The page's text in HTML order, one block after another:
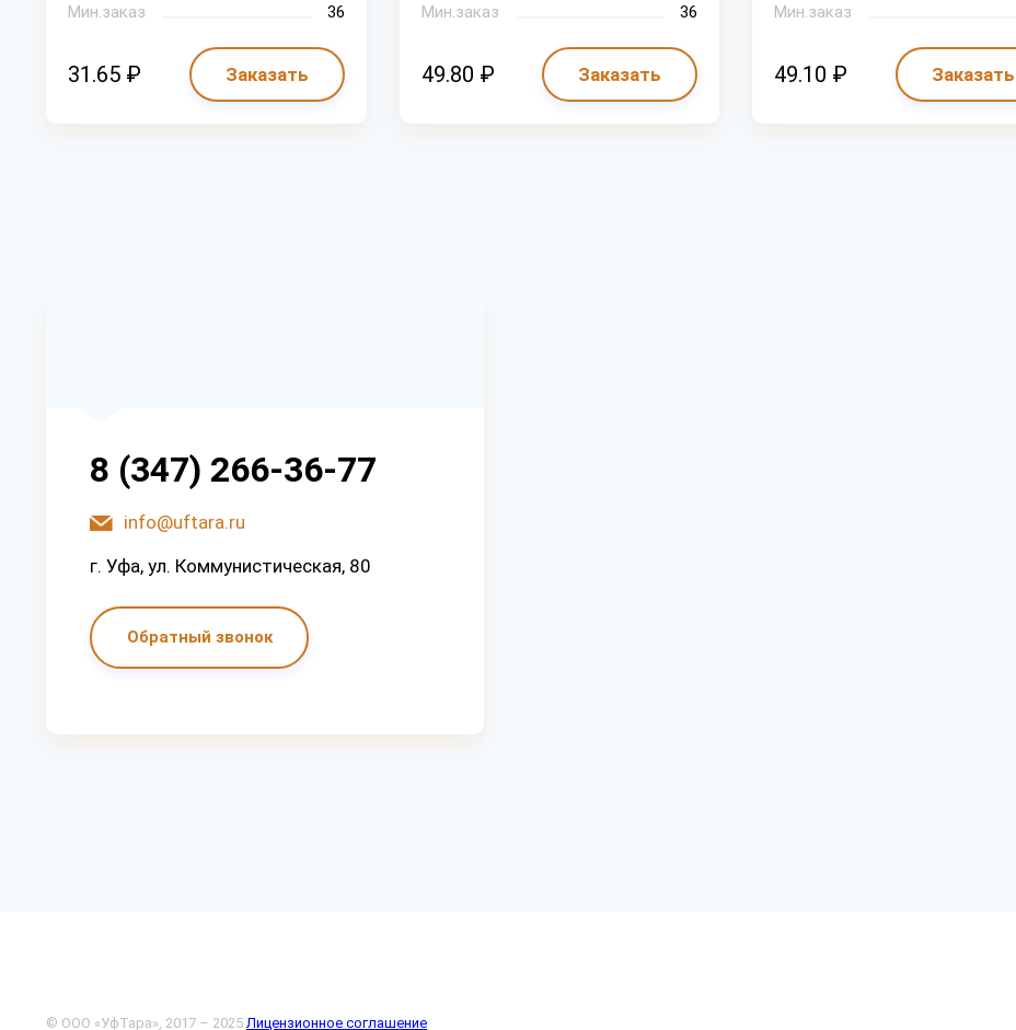
Мин.заказ
36
31.65 ₽ Заказать
Мин.заказ
36
49.80 ₽ Заказать
Мин.заказ
49.10 ₽ Заказать
8 (347) 266-36-77
info@uftara.ru
г. Уфа, ул. Коммунистическая, 80
Обратный звонок
© ООО «УфТара», 2017 – 2025 Лицензионное соглашение